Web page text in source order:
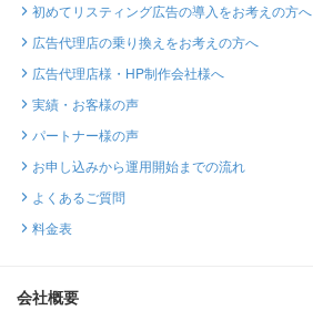
初めてリスティング広告の導入をお考えの方へ
広告代理店の乗り換えをお考えの方へ
広告代理店様・HP制作会社様へ
実績・お客様の声
パートナー様の声
お申し込みから運用開始までの流れ
よくあるご質問
料金表
会社概要